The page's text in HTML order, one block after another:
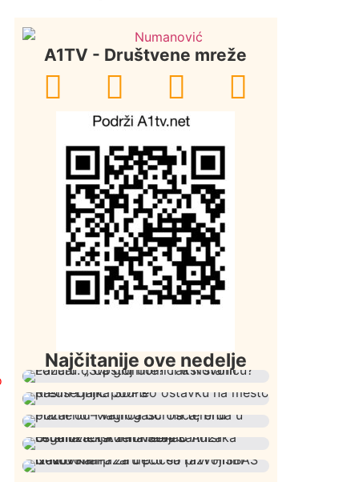
A1TV - Društvene mreže
Najčitanije ove nedelje
Društvo
Lončar o Opštoj bolnici u Novom
Pazaru: „Šta glumite? Taksi stanicu?“
Istaknuto
Rasim Ljajić podneo ostavku na mesto
predsednika SDPS
Društvo
Požar od Magliča do Ušća, brda u
Istaknuto